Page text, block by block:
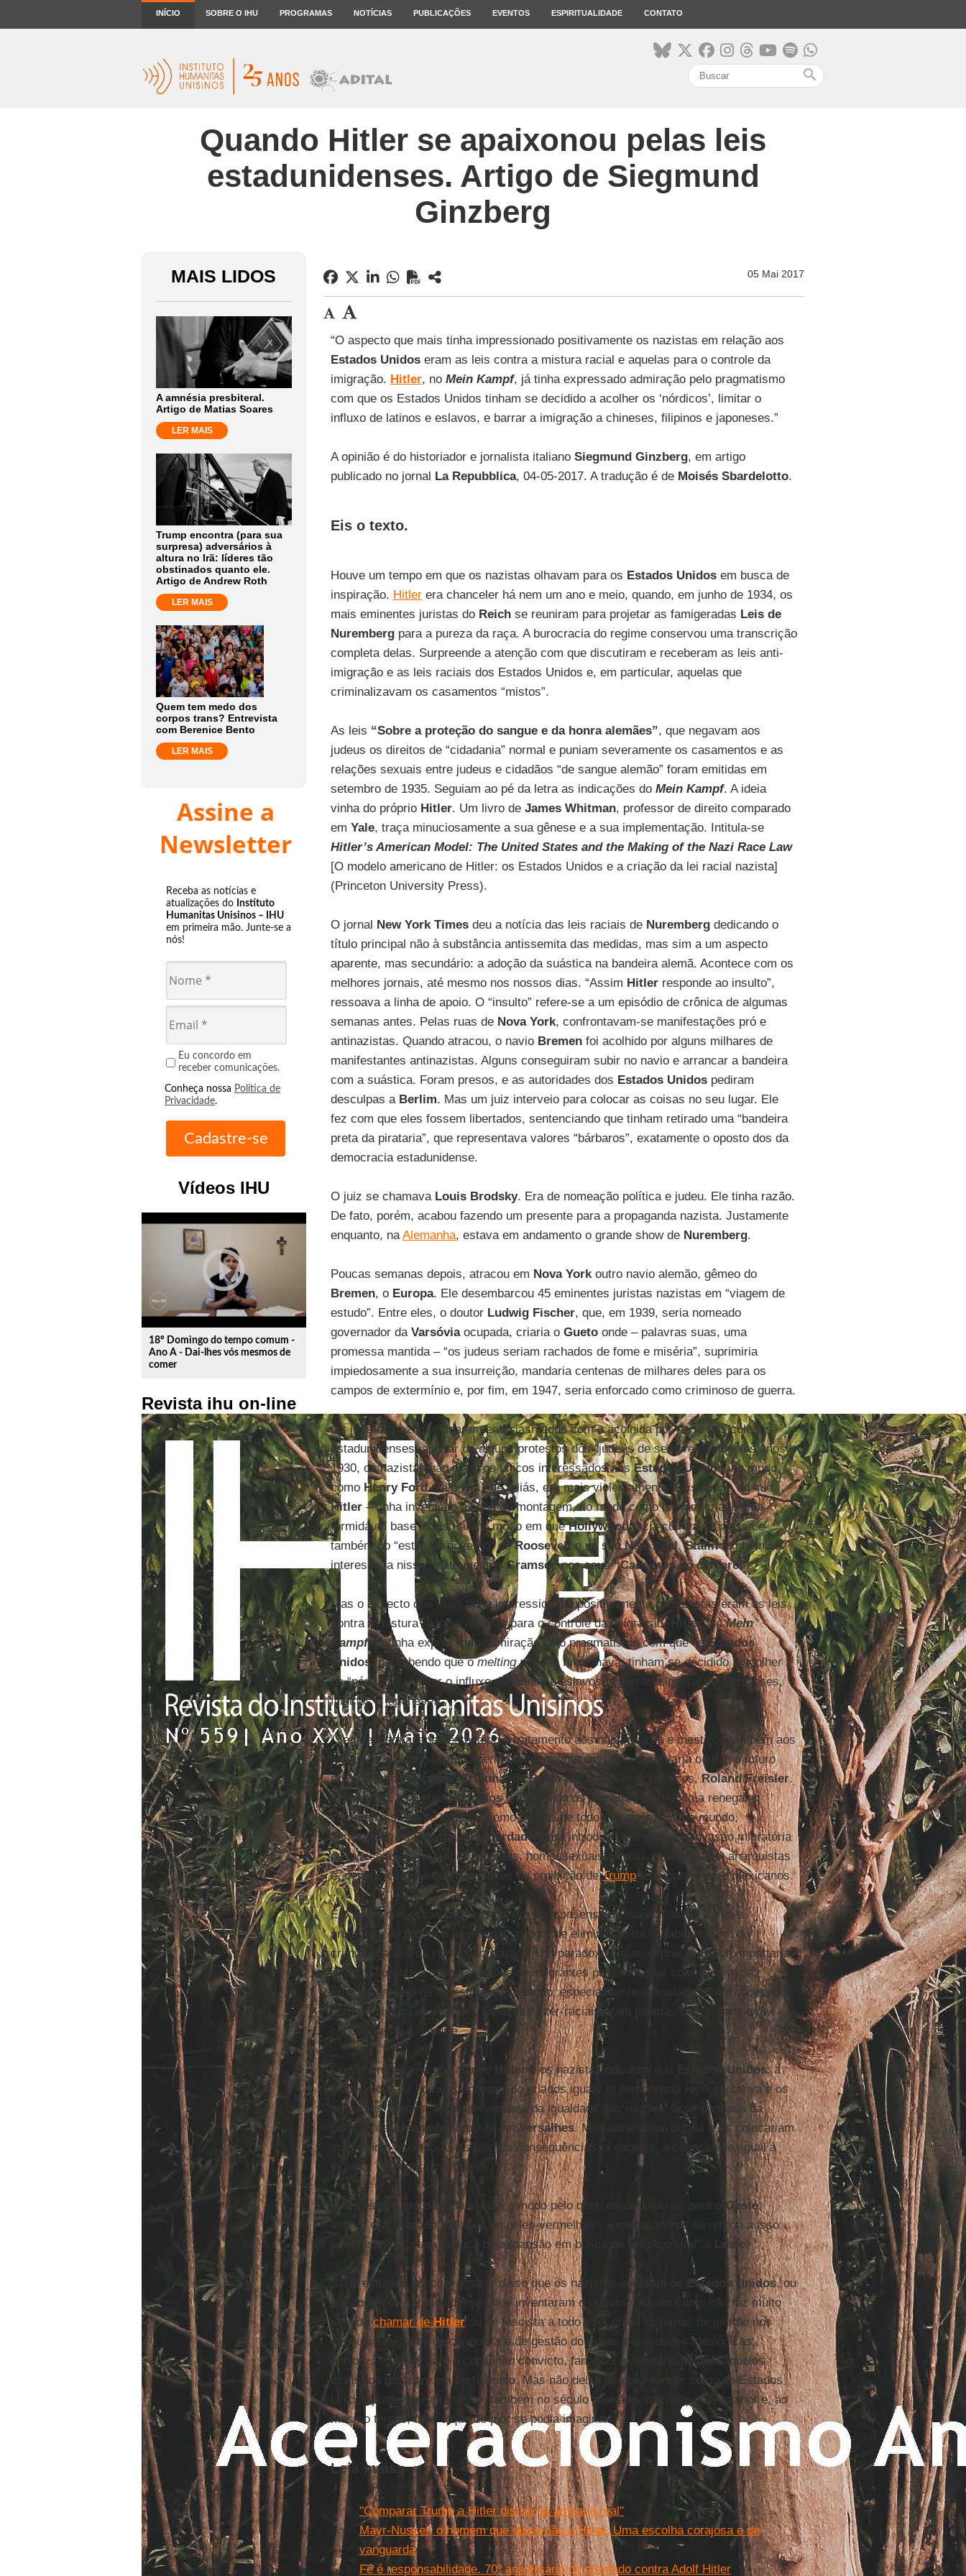
INÍCIO SOBRE O IHU PROGRAMAS NOTÍCIAS PUBLICAÇÕES EVENTOS ESPIRITUALIDADE CONTATO
search
Quando Hitler se apaixonou pelas leis
estadunidenses. Artigo de Siegmund
Ginzberg
MAIS LIDOS
A amnésia presbiteral.
Artigo de Matias Soares
LER MAIS
Trump encontra (para sua
surpresa) adversários à
altura no Irã: líderes tão
obstinados quanto ele.
Artigo de Andrew Roth
LER MAIS
Quem tem medo dos
corpos trans? Entrevista
com Berenice Bento
LER MAIS
Assine a
Newsletter
Receba as notícias e
atualizações do Instituto
Humanitas Unisinos – IHU
em primeira mão. Junte-se a
nós!
Eu concordo em
receber comunicações.
Conheça nossa Política de
Privacidade.
Vídeos IHU
play_circle_outline
18º Domingo do tempo comum -
Ano A - Dai-lhes vós mesmos de
comer
Revista ihu on-line
05 Mai 2017
“O aspecto que mais tinha impressionado positivamente os nazistas em relação aos
Estados Unidoseram as leis contra a mistura racial e aquelas para o controle da
imigração. Hitler, no Mein Kampf, já tinha expressado admiração pelo pragmatismo
com que os Estados Unidos tinham se decidido a acolher os ‘nórdicos’, limitar o
influxo de latinos e eslavos, e barrar a imigração a chineses, filipinos e japoneses.”
A opinião é do historiador e jornalista italiano Siegmund Ginzberg, em artigo
publicado no jornal La Repubblica, 04-05-2017. A tradução é de Moisés Sbardelotto.
Eis o texto.
Houve um tempo em que os nazistas olhavam para os Estados Unidosem busca de
inspiração. Hitlerera chanceler há nem um ano e meio, quando, em junho de 1934, os
mais eminentes juristas do Reichse reuniram para projetar as famigeradas Leis de
Nurembergpara a pureza da raça. A burocracia do regime conservou uma transcrição
completa delas. Surpreende a atenção com que discutiram e receberam as leis anti-
imigração e as leis raciais dos Estados Unidos e, em particular, aquelas que
criminalizavam os casamentos “mistos”.
As leis “Sobre a proteção do sangue e da honra alemães”, que negavam aos
judeus os direitos de “cidadania” normal e puniam severamente os casamentos e as
relações sexuais entre judeus e cidadãos “de sangue alemão” foram emitidas em
setembro de 1935. Seguiam ao pé da letra as indicações do Mein Kampf. A ideia
vinha do próprio Hitler. Um livro de James Whitman, professor de direito comparado
em Yale, traça minuciosamente a sua gênese e a sua implementação. Intitula-se
Hitler’s American Model: The United States and the Making of the Nazi Race Law
[O modelo americano de Hitler: os Estados Unidos e a criação da lei racial nazista]
(Princeton University Press).
O jornal New York Timesdeu a notícia das leis raciais de Nurembergdedicando o
título principal não à substância antissemita das medidas, mas sim a um aspecto
aparente, mas secundário: a adoção da suástica na bandeira alemã. Acontece com os
melhores jornais, até mesmo nos nossos dias. “Assim Hitlerresponde ao insulto”,
ressoava a linha de apoio. O “insulto” refere-se a um episódio de crônica de algumas
semanas antes. Pelas ruas de Nova York, confrontavam-se manifestações pró e
antinazistas. Quando atracou, o navio Bremenfoi acolhido por alguns milhares de
manifestantes antinazistas. Alguns conseguiram subir no navio e arrancar a bandeira
com a suástica. Foram presos, e as autoridades dos Estados Unidospediram
desculpas a Berlim. Mas um juiz interveio para colocar as coisas no seu lugar. Ele
fez com que eles fossem libertados, sentenciando que tinham retirado uma “bandeira
preta da pirataria”, que representava valores “bárbaros”, exatamente o oposto dos da
democracia estadunidense.
O juiz se chamava Louis Brodsky. Era de nomeação política e judeu. Ele tinha razão.
De fato, porém, acabou fazendo um presente para a propaganda nazista. Justamente
enquanto, naAlemanha, estava em andamento o grande show de Nuremberg.
Poucas semanas depois, atracou em Nova Yorkoutro navio alemão, gêmeo do
Bremen, o Europa. Ele desembarcou 45 eminentes juristas nazistas em “viagem de
estudo”. Entre eles, o doutor Ludwig Fischer, que, em 1939, seria nomeado
governador da Varsóviaocupada, criaria o Guetoonde – palavras suas, uma
promessa mantida – “os judeus seriam rachados de fome e miséria”, suprimiria
impiedosamente a sua insurreição, mandaria centenas de milhares deles para os
campos de extermínio e, por fim, em 1947, seria enforcado como criminoso de guerra.
Os juristas nazistas ficaram entusiasmados com a acolhida por parte dos colegas
estadunidenses, apesar de alguns protestos dos “judeus de sempre”. Naqueles anos
1930, os nazistas não eram os únicos interessados nosEstados Unidos, no modo
como Henry Ford– alguém que, aliás, era mais violentamente antissemita do que
Hitler– tinha inventado a linha de montagem, no modo como haviam criado uma
formidável base industrial, no modo em queHollywoodfazia cultura de massa e
também no “estilo de governo” deRoosevelte no seuNew Deal.Stalintambém se
interessava nisso, e até mesmoGramsci, nos seus“Cadernos do cárcere”.
Mas o aspecto que mais tinha impressionado positivamente os nazistas eram as leis
contra a mistura racial e aquelas para o controle da imigração. Hitler, noMein
Kampf, já tinha expressado admiração pelo pragmatismo com que osEstados
Unidos , percebendo que omelting pot
não funcionava, tinham se decidido a acolher
os “nórdicos”, limitar o influxo de latinos e eslavos, e barrar a imigração a chineses,
filipinos e japoneses.
“Se tivessem apenas estendido o tratamento aos não brancos e mestiços também aos
judeus, a sua legislação caberia perfeitamente em nós”, observaria o infame futuro
presidente doSupremo TribunaldoReichpara os crimes políticos,Roland Freisler.
Com efeito, osEstados Unidostinham sido os primeiros no mundo a renegar o
compromisso de se levantar como refúgio de todos os oprimidos do mundo,
consagrado naEstátua da Liberdade
, para introduzir leis contra a invasão migratória
de indesejáveis: asiáticos, doentes, homossexuais, idiotas, delinquentes, anarquistas
e, depois, comunistas. Bem antes da proibição deTrumpa muçulmanos e mexicanos.
E o pior é que essas políticas tinham um consenso de massa, assim como a
promessa de ordem e de pleno emprego, de eliminação da vagabundagem, da
criminalidade e da corrupção política. Um paradoxo é que, depois, oReichimportaria
à força, durante a guerra, milhões de imigrantes para trabalhar como escravos.
Embora em regime de estrita segregação, especialmente sexual. Estavam obcecados
com a “mistura de sangue”. Relações inter-raciais eram punidas com o campo de
concentração e a morte.
Certamente, havia coisas que Hitlere os nazistas odiavam nos Estados Unidos: a
ideia de que os homens tinham sido criados iguais, a democracia representativa e os
princípios liberais, a ideia wilsoniana da igualdade das nações, acompanhada da
punição daAlemanha imposta emVersalhes. Mas admiravam outras e as colocariam
em prática, levando-as às últimas consequências: a eugenia, a capacidade, igual à
inglesa, de impor um império.
Hitler estava entusiasmado com o modo pelo qual, expandindo-se para oOeste,
tinham exterminado “milhões de peles-vermelhas”, e muitas vezes se referia a isso
para justificar a sua política de expansão em busca de “espaço vital” a
Leste.
Seria estúpido concluir a partir disso que os nazistas imitaram os Estados Unidos, ou
que foram os estadunidenses que inventaram o racismo. Assim como não faz muito
sentidochamar de Hitlerou de fascista a todo líder cujos sistemas de gestão nos
evoquem métodos de conquista e de gestão do poder, banalidades ideológicas,
horrores e, talvez, até o consenso convicto, fanático, majoritário do qual aqueles
monstros gozaram em certo ponto. Mas não deixa de surpreender como os Estados
Unidos puderam representar, também no século passado, tudo o que de melhor e, ao
mesmo tempo, tudo o que de pior se podia imaginar.
Leia mais:
"Comparar Trump a Hitler distrai da ameaça real"
Mayr-Nusser, o homem que disse não a Hitler. Uma escolha corajosa e de
vanguarda
Fé é responsabilidade. 70º aniversário do atentado contra Adolf Hitler